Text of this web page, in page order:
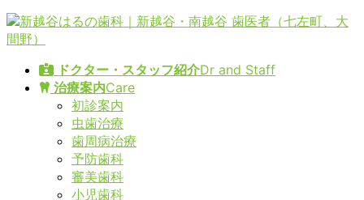
コ
ン
ナ
ビ
ドクター・スタッフ紹介Dr and Staff
治療案内Care
初診案内
虫歯治療
歯周病治療
予防歯科
審美歯科
小児歯科